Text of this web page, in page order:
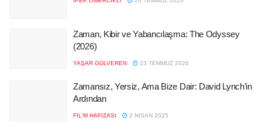
Zaman, Kibir ve Yabancılaşma: The Odyssey
(2026)
YAŞAR GÜLVEREN 23 TEMMUZ 2026
Zamansız, Yersiz, Ama Bize Dair: David Lynch’in
Ardından
FIL'M HAFIZASI 2 NISAN 2025